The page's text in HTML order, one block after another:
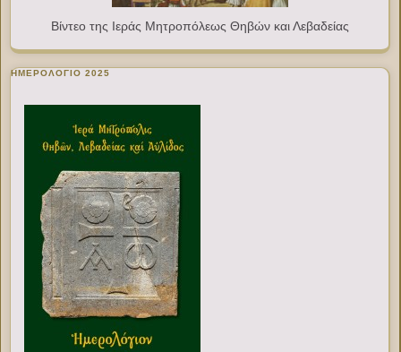
Βίντεο της Ιεράς Μητροπόλεως Θηβών και Λεβαδείας
ΗΜΕΡΟΛΟΓΙΟ 2025